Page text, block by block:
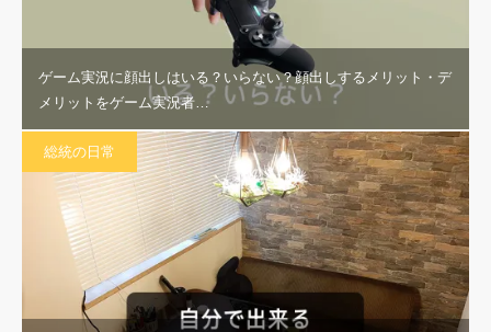
ゲーム実況に顔出しはいる？いらない？顔出しするメリット・デ
メリットをゲーム実況者…
総統の日常